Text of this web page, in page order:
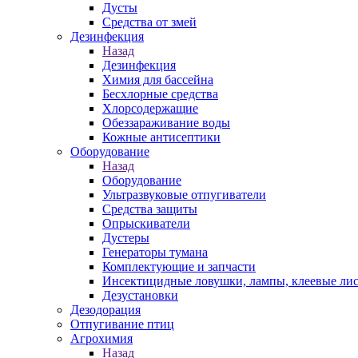
Дусты
Средства от змей
Дезинфекция
Назад
Дезинфекция
Химия для бассейна
Бесхлорные средства
Хлорсодержащие
Обеззараживание воды
Кожные антисептики
Оборудование
Назад
Оборудование
Ультразвуковые отпугиватели
Средства защиты
Опрыскиватели
Дустеры
Генераторы тумана
Комплектующие и запчасти
Инсектицидные ловушки, лампы, клеевые
Дезустановки
Дезодорация
Отпугивание птиц
Агрохимия
Назад